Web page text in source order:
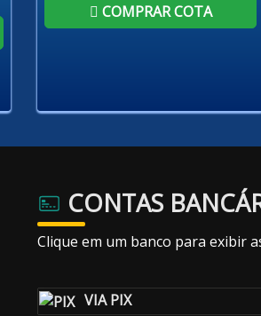
COMPRAR COTA
CONTAS
Clique em um banco para exibir
VIA PIX